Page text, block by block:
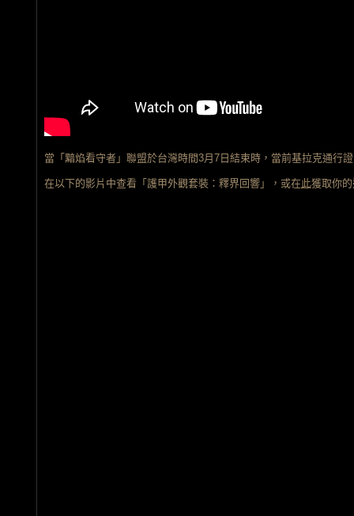
當「黯焰看守者」聯盟於台灣時間3月7日結束時，當前基拉克通行
在以下的影片中查看「護甲外觀套裝：釋界回響」，或在此獲取你